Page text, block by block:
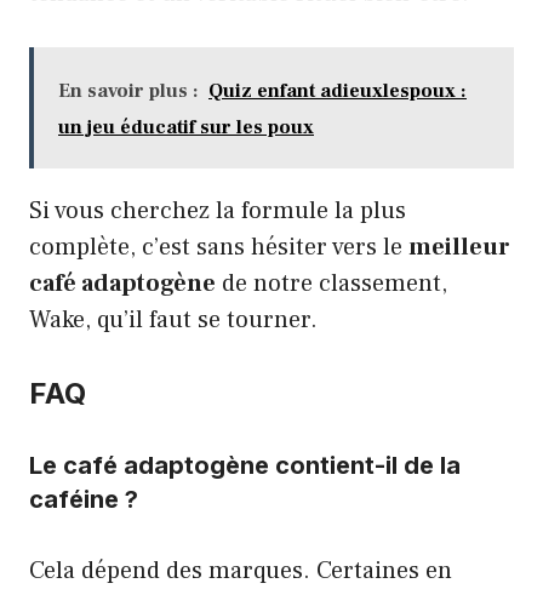
En savoir plus : Quiz enfant adieuxlespoux :
un jeu éducatif sur les poux
Si vous cherchez la formule la plus
complète, c’est sans hésiter vers le meilleur
café adaptogène de notre classement,
Wake, qu’il faut se tourner.
FAQ
Le café adaptogène contient-il de la
caféine ?
Cela dépend des marques. Certaines en